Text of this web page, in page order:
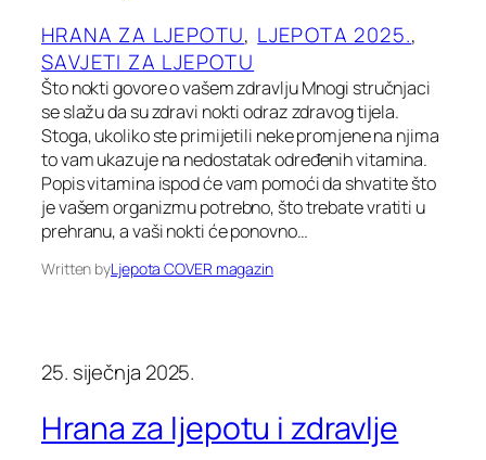
HRANA ZA LJEPOTU, LJEPOTA 2025.
SAVJETI ZA LJEPOTU
Što nokti govore o vašem zdravlju Mnogi stručnjaci
se slažu da su zdravi nokti odraz zdravog tijela.
Stoga, ukoliko ste primijetili neke promjene na njima
to vam ukazuje na nedostatak određenih vitamina.
Popis vitamina ispod će vam pomoći da shvatite što
je vašem organizmu potrebno, što trebate vratiti u
prehranu, a vaši nokti će ponovno…
Written byLjepota COVER magazin
25. siječnja 2025.
Hrana za ljepotu i zdravlje